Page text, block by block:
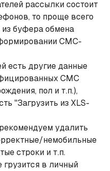
рассылки состоит
то проще всего
из буфера обмена
СМС-
есть другие данные
СМС
пол и т.п.),
"Загрузить из XLS-
удалить
немобильные
строки и т.п.
грузится в личный